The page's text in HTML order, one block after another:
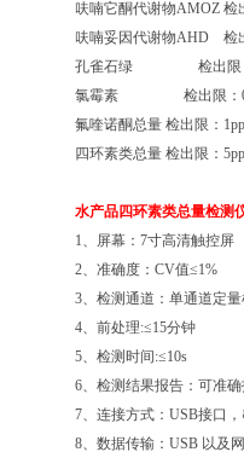
呋喃它酮代谢物AMOZ 检
呋喃妥因代谢物AHD 检
孔雀石绿 检出限：
氯霉素 检出限：
氟喹诺酮总量 检出限：
四环素类总量 检出限：
水产品四环素类总量检测
1、屏幕：7寸高清触控屏
2、准确度：CV值≤1%
3、检测通道：单通道定
4、前处理:≤15分钟
5、检测时间:≤10s
6、检测结果报告：可准
7、连接方式：USB接口
8、数据传输：USB 以及